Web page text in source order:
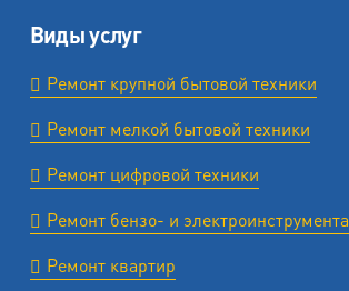
Виды услуг
Ремонт крупной бытовой техники
Ремонт мелкой бытовой техники
Ремонт цифровой техники
Ремонт бензо- и электроинструмента
Ремонт квартир